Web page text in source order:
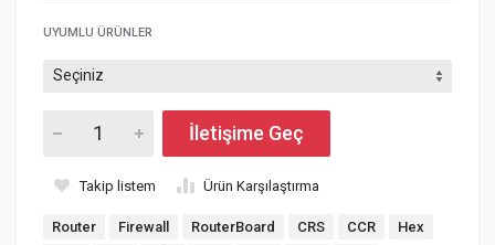
UYUMLU ÜRÜNLER
İletişime Geç
Takip listem Ürün Karşılaştırma
Router Firewall RouterBoard CRS CCR
Hex